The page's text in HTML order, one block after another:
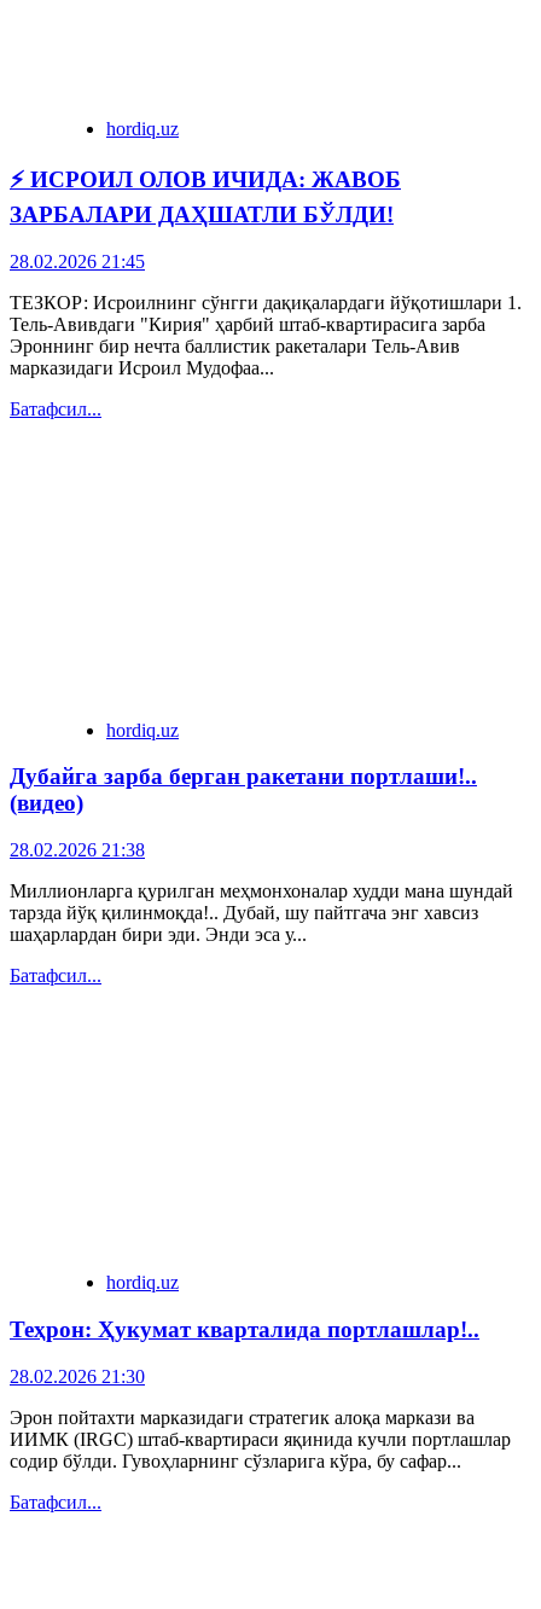
hordiq.uz
⚡️ ИСРОИЛ ОЛОВ ИЧИДА: ЖАВОБ
ЗАРБАЛАРИ ДАҲШАТЛИ БЎЛДИ!
28.02.2026 21:45
ТЕЗКОР: Исроилнинг сўнгги дақиқалардаги йўқотишлари 1.
Тель-Авивдаги "Кирия" ҳарбий штаб-квартирасига зарба
Эроннинг бир нечта баллистик ракеталари Тель-Авив
марказидаги Исроил Мудофаа...
Батафсил...
hordiq.uz
Дубайга зарба берган ракетани портлаши!..
(видео)
28.02.2026 21:38
Миллионларга қурилган меҳмонхоналар худди мана шундай
тарзда йўқ қилинмоқда!.. Дубай, шу пайтгача энг хавсиз
шаҳарлардан бири эди. Энди эса у...
Батафсил...
hordiq.uz
Теҳрон: Ҳукумат кварталида портлашлар!..
28.02.2026 21:30
Эрон пойтахти марказидаги стратегик алоқа маркази ва
ИИМК (IRGC) штаб-квартираси яқинида кучли портлашлар
содир бўлди. Гувоҳларнинг сўзларига кўра, бу сафар...
Батафсил...